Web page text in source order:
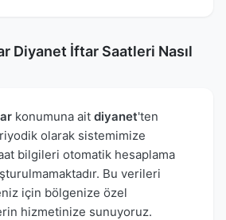
Diyanet İftar Saatleri Nasıl
konumuna ait diyanet'ten
olarak sistemimize
bilgileri otomatik hesaplama
Bu verileri
için bölgenize özel
hizmetinize sunuyoruz.